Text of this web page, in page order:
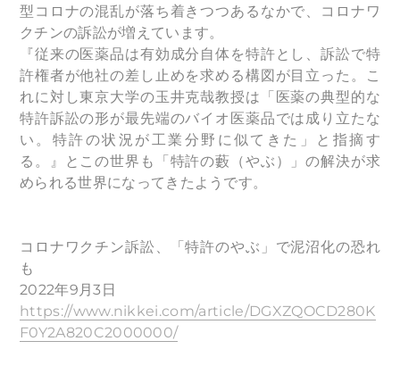
型コロナの混乱が落ち着きつつあるなかで、コロナワ
クチンの訴訟が増えています。
『従来の医薬品は有効成分自体を特許とし、訴訟で特
許権者が他社の差し止めを求める構図が目立った。こ
れに対し東京大学の玉井克哉教授は「医薬の典型的な
特許訴訟の形が最先端のバイオ医薬品では成り立たな
い。特許の状況が工業分野に似てきた」と指摘す
る。』とこの世界も「特許の藪（やぶ）」の解決が求
められる世界になってきたようです。
コロナワクチン訴訟、「特許のやぶ」で泥沼化の恐れ
も
2022年9月3日
https://www.nikkei.com/article/DGXZQOCD280K
F0Y2A820C2000000/